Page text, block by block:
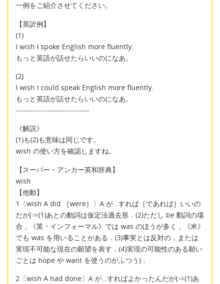
一例をご紹介させてください。
【英訳例】
(1)
I wish I spoke English more fluently.
もっと英語が話せたらいいのになあ。
(2)
I wish I could speak English more fluently.
もっと英語が話せたらいいのになあ。
------------------------------
《解説》
(1)も(2)も意味は同じです。
wish の使い方を確認しますね。
【スーパー・アンカー英和辞典】
wish
【他動】
1〔wish A did ［were］〕A が…すれば［であれば］いいの
だが(⇒(1)あとの動詞は仮定法過去形．(2)ただし be 動詞の場
合，《英・インフォーマル》では was のほうが多く，《米》
でも was を用いることがある．(3)事実とは反対の，または
実現不可能な現在の願望を表す．(4)実現の可能性のある願い
ごとは hope や want を使うのがふつう)．
2〔wish A had done〕A が…すればよかったんだが(⇒(1)あ